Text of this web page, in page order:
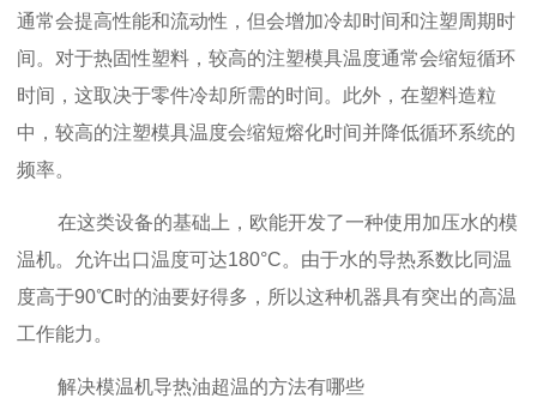
通常会提高性能和流动性，但会增加冷却时间和注塑周期时
间。对于热固性塑料，较高的注塑模具温度通常会缩短循环
时间，这取决于零件冷却所需的时间。此外，在塑料造粒
中，较高的注塑模具温度会缩短熔化时间并降低循环系统的
频率。
在这类设备的基础上，欧能开发了一种使用加压水的模
温机。允许出口温度可达180°C。由于水的导热系数比同温
度高于90℃时的油要好得多，所以这种机器具有突出的高温
工作能力。
解决模温机导热油超温的方法有哪些